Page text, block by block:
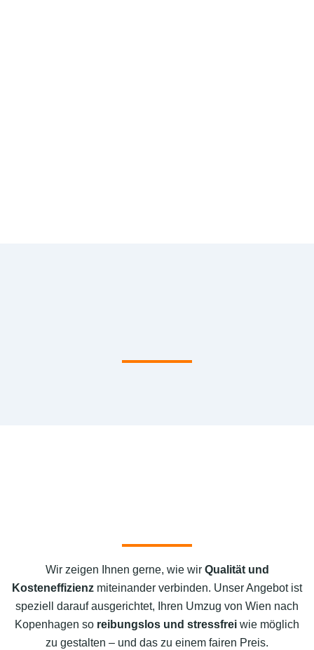
Wir zeigen Ihnen gerne, wie wir Qualität und
Kosteneffizienz miteinander verbinden. Unser Angebot ist
speziell darauf ausgerichtet, Ihren Umzug von Wien nach
Kopenhagen so reibungslos und stressfrei wie möglich
zu gestalten – und das zu einem fairen Preis.